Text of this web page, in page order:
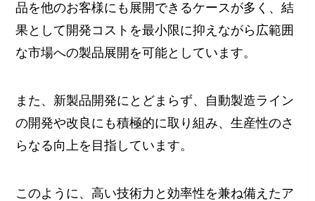
品を他のお客様にも展開できるケースが多く、結
果として開発コストを最小限に抑えながら広範囲
な市場への製品展開を可能としています。
また、新製品開発にとどまらず、自動製造ライン
の開発や改良にも積極的に取り組み、生産性のさ
らなる向上を目指しています。
このように、高い技術力と効率性を兼ね備えたア